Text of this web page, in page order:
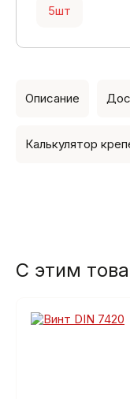
5шт
Описание
Калькулятор
С этим